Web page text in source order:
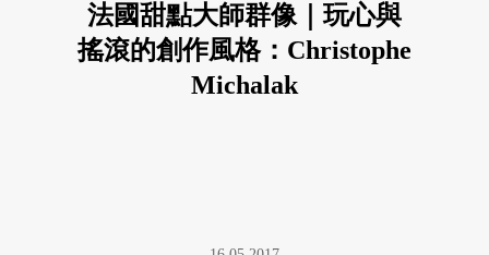
法國甜點大師群像｜玩心與
搖滾的創作風格：Christophe
Michalak